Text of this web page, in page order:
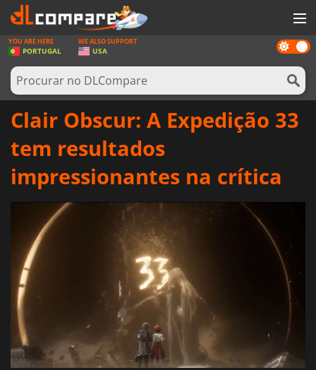
JOGOS
GAME CARDS
SOFTWARE
NOTÍCIAS
ENTRAR OU REGISTAR
Dark
mode
YOU ARE HERE
PORTUGAL
WE ALSO SUPPORT
USA
Clair Obscur: A Expedição 33
tem resultados
impressionantes na crítica